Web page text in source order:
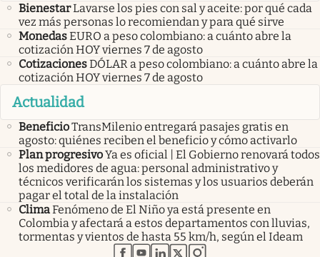
BienestarLavarse los pies con sal y aceite: por qué cada
vez más personas lo recomiendan y para qué sirve
MonedasEURO a peso colombiano: a cuánto abre la
cotización HOY viernes 7 de agosto
CotizacionesDÓLAR a peso colombiano: a cuánto abre la
cotización HOY viernes 7 de agosto
Actualidad
BeneficioTransMilenio entregará pasajes gratis en
agosto: quiénes reciben el beneficio y cómo activarlo
Plan progresivoYa es oficial | El Gobierno renovará todos
los medidores de agua: personal administrativo y
técnicos verificarán los sistemas y los usuarios deberán
pagar el total de la instalación
ClimaFenómeno de El Niño ya está presente en
Colombia y afectará a estos departamentos con lluvias,
tormentas y vientos de hasta 55 km/h, según el Ideam
abre en nueva pestaña
abre en nueva pestaña
abre en nueva pestaña
abre en nueva pestaña
abre en nueva pestaña